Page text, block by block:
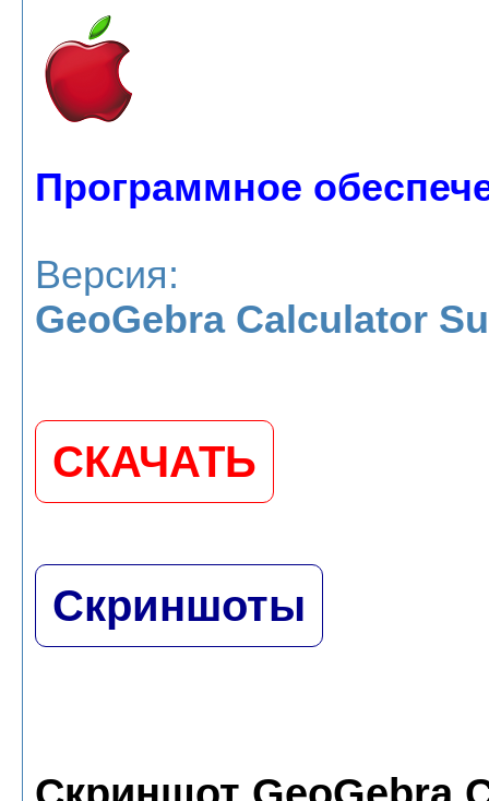
Программное
Версия:
GeoGebra Calculator
СКАЧАТЬ
Скриншоты